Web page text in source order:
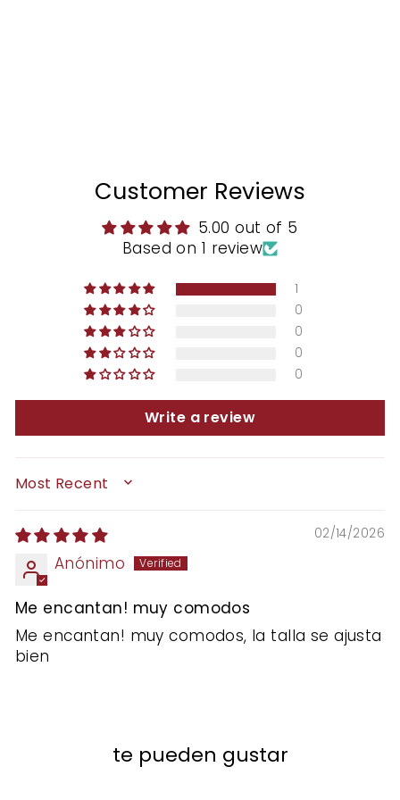
Customer Reviews
5.00 out of 5
Based on 1 review
1
0
0
0
0
Write a review
SORT BY
02/14/2026
Anónimo
Me encantan! muy comodos
Me encantan! muy comodos, la talla se ajusta
bien
te pueden gustar